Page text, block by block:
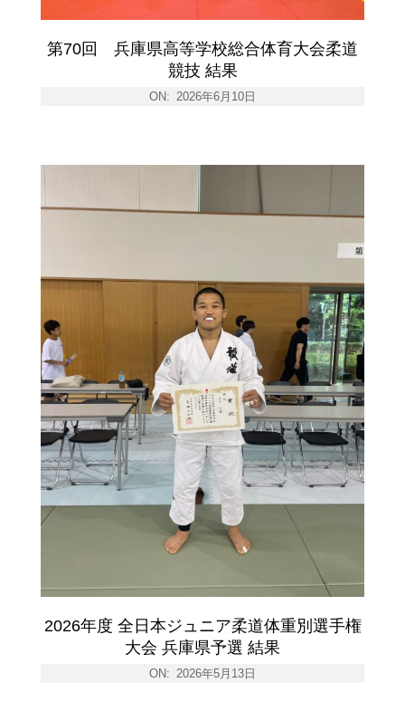
第70回 兵庫県高等学校総合体育大会柔道
競技 結果
ON: 2026年6月10日
2026年度 全日本ジュニア柔道体重別選手権
大会 兵庫県予選 結果
ON: 2026年5月13日